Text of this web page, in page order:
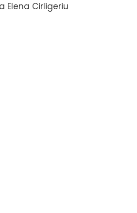
Elena Cirligeriu